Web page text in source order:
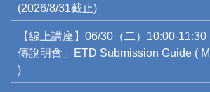
(2026/8/31截止)
【線上講座】06/30（二）10:00-
傳說明會」ETD Submission Guide (
)